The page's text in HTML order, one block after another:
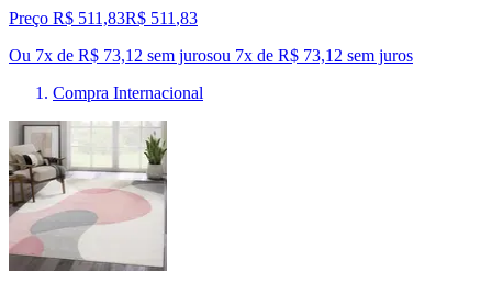
Preço R$ 511,83R$ 511 ,83
Ou 7x de R$ 73,12 sem jurosou 7x de R$ 73,12 sem juros
Compra Internacional